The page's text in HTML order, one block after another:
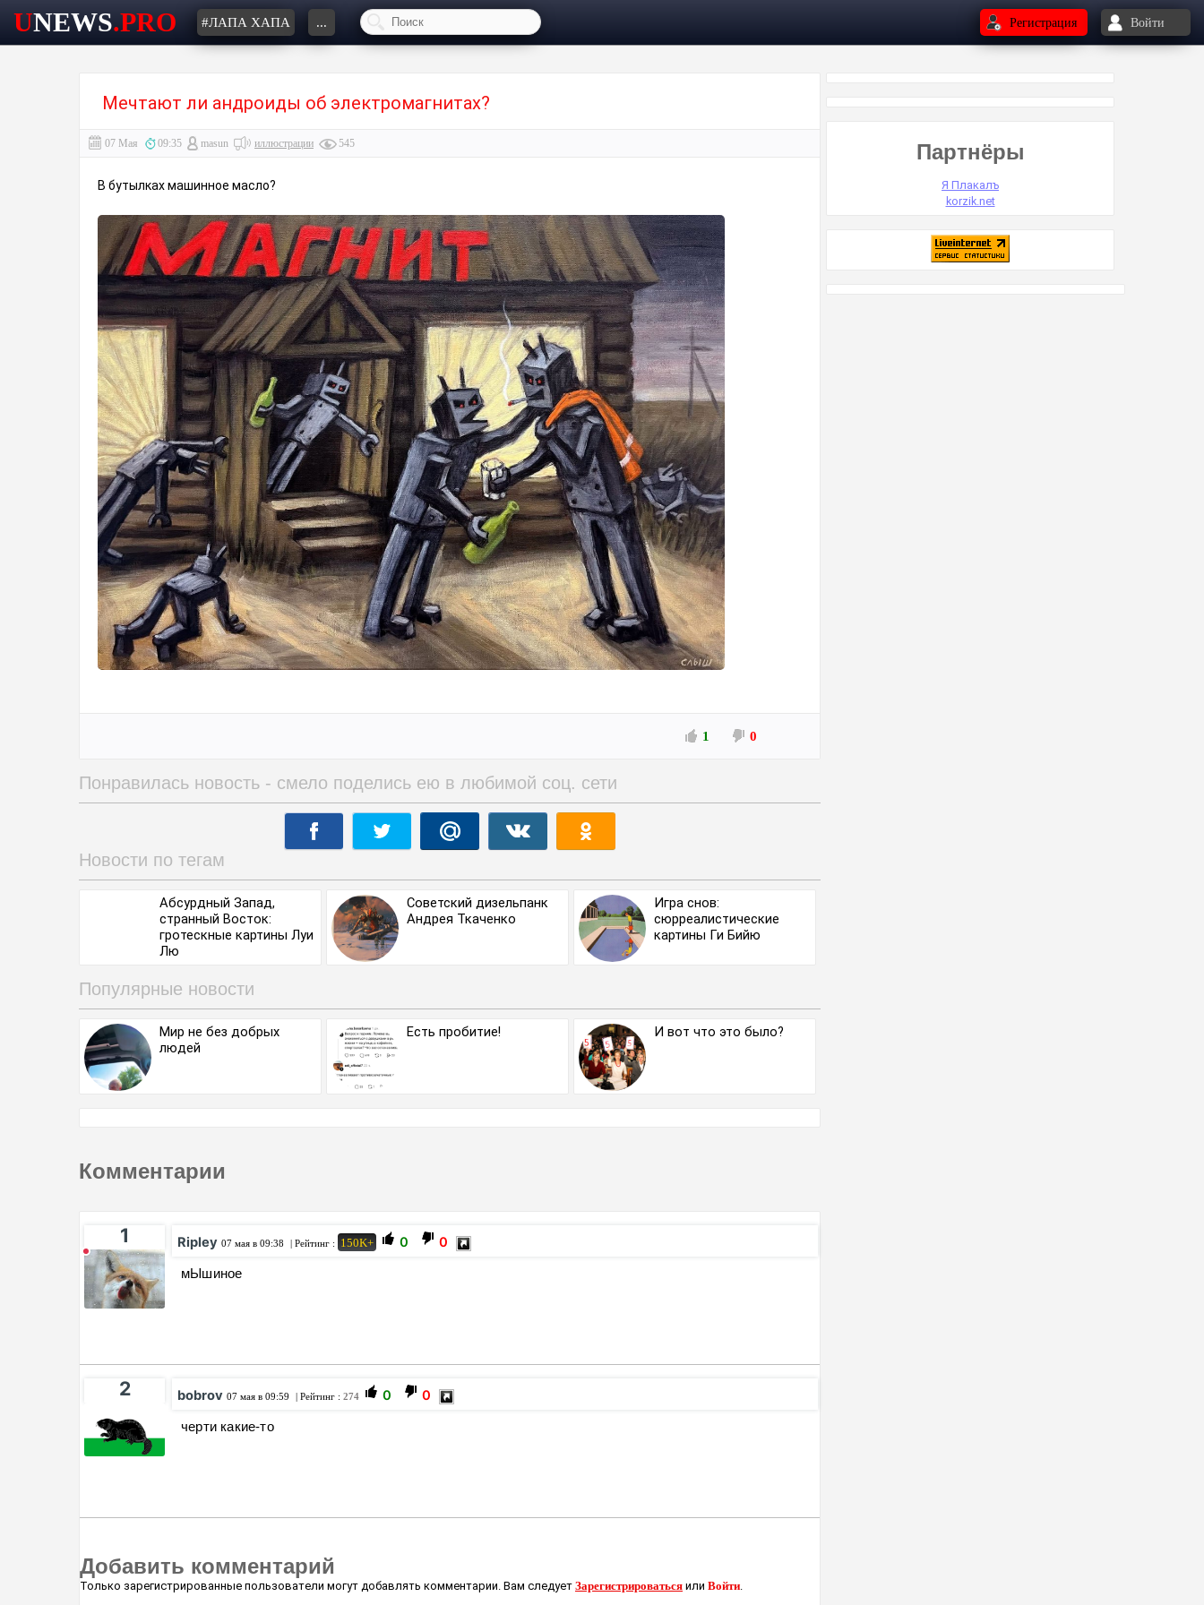
UNEWS.PRO #ЛАПА ХАПА ... Регистрация Войти
Мечтают ли андроиды об электромагнитах?
07 Мая 09:35 masun иллюстрации 545
В бутылках машинное масло?
1 0
Понравилась новость - смело поделись ею в любимой соц. сети
Новости по тегам
Абсурдный Запад,
странный Восток:
гротескные картины Луи
Лю
Советский дизельпанк
Андрея Ткаченко
Игра снов:
сюрреалистические
картины Ги Бийю
Популярные новости
Мир не без добрых
людей
Есть пробитие! И вот что это было?
Комментарии
1 Ripley 07 мая в 09:38 | Рейтинг : 150K+ 0 0
мЫшиное
2 bobrov 07 мая в 09:59 | Рейтинг : 274 0 0
черти какие-то
Добавить комментарий
Только зарегистрированные пользователи могут добавлять комментарии. Вам следует Зарегистрироваться или Войти.
Партнёры
Я Плакалъ
korzik.net